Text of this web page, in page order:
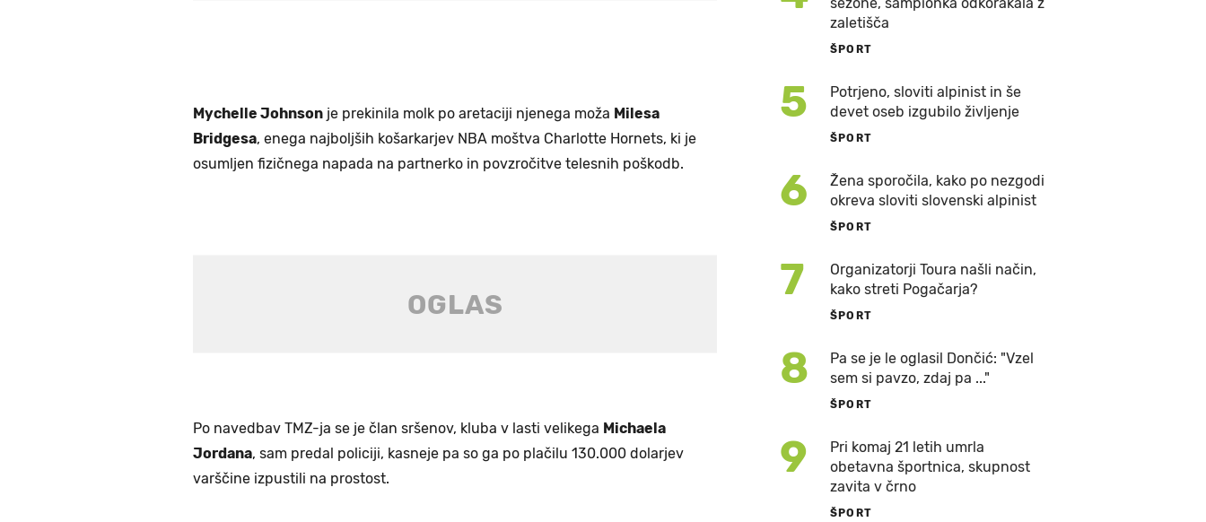
Mychelle Johnson je prekinila molk po aretaciji njenega moža Milesa
Bridgesa, enega najboljših košarkarjev NBA moštva Charlotte Hornets, ki je
osumljen fizičnega napada na partnerko in povzročitve telesnih poškodb.
Po navedbav TMZ-ja se je član sršenov, kluba v lasti velikega Michaela
Jordana, sam predal policiji, kasneje pa so ga po plačilu 130.000 dolarjev
varščine izpustili na prostost.
zaletišča
ŠPORT
5
Potrjeno, sloviti alpinist in še
devet oseb izgubilo življenje
ŠPORT
6
Žena sporočila, kako po nezgodi
okreva sloviti slovenski alpinist
ŠPORT
7
Organizatorji Toura našli način,
kako streti Pogačarja?
ŠPORT
8
Pa se je le oglasil Dončić: "Vzel
sem si pavzo, zdaj pa ..."
ŠPORT
9
Pri komaj 21 letih umrla
obetavna športnica, skupnost
zavita v črno
ŠPORT